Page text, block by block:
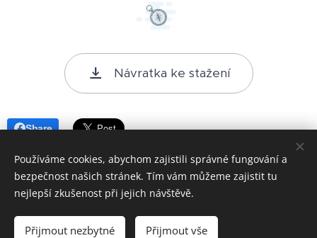
Návratka ke stažení
Share
Používáme cookies, abychom zajistili správné fungování a
bezpečnost našich stránek. Tím vám můžeme zajistit tu
nejlepší zkušenost při jejich návštěvě.
Přijmout nezbytné Přijmout vše